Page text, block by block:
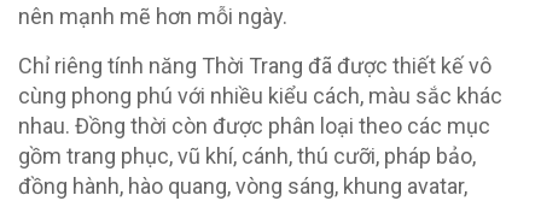
nên mạnh mẽ hơn mỗi ngày.
Chỉ riêng tính năng Thời Trang đã được thiết kế vô
cùng phong phú với nhiều kiểu cách, màu sắc khác
nhau. Đồng thời còn được phân loại theo các mục
gồm trang phục, vũ khí, cánh, thú cưỡi, pháp bảo,
đồng hành, hào quang, vòng sáng, khung avatar,